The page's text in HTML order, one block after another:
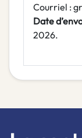
Courriel :
Date
2026.